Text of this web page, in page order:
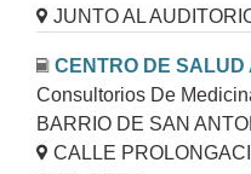
JUNTO AL
CENTRO DE SALUD
Consultorios De
BARRIO DE SAN
CALLE